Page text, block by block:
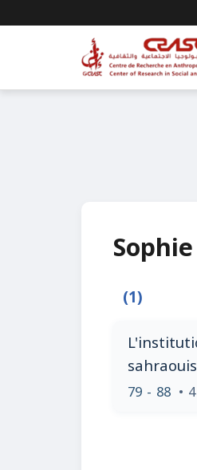
(1)
sahraouis
79 - 88 •